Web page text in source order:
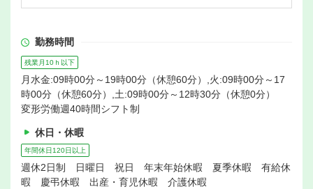
勤務時間
残業月10ｈ以下
月水金:09時00分～19時00分（休憩60分）,火:09時00分～17
時00分（休憩60分）,土:09時00分～12時30分（休憩0分）
変形労働週40時間シフト制
休日・休暇
年間休日120日以上
週休2日制 日曜日 祝日 年末年始休暇 夏季休暇 有給休
暇 慶弔休暇 出産・育児休暇 介護休暇